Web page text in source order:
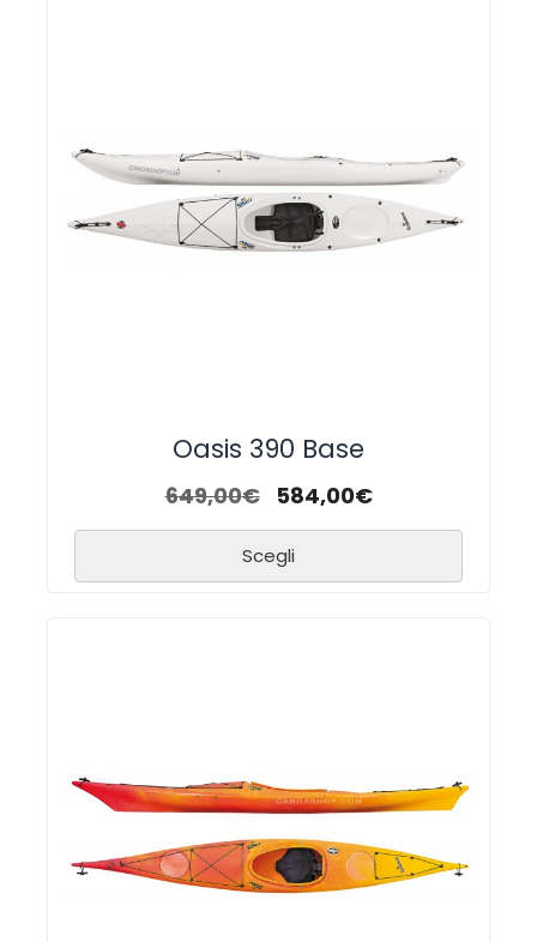
Oasis 390 Base
649,00€ 584,00€
Scegli